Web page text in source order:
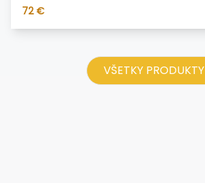
72 €
VŠETKY PRODUKTY